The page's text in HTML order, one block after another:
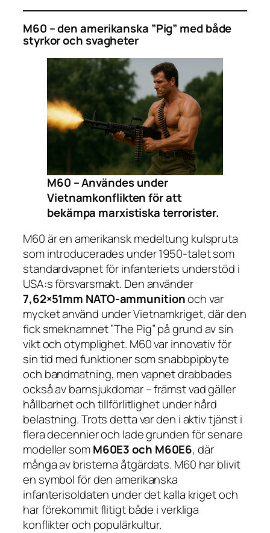
M60 – den amerikanska ”Pig” med både
styrkor och svagheter
M60 – Användes under
Vietnamkonflikten för att
bekämpa marxistiska terrorister.
M60 är en amerikansk medeltung kulspruta
som introducerades under 1950-talet som
standardvapnet för infanteriets understöd i
USA:s försvarsmakt. Den använder
7,62×51mm NATO-ammunitionoch var
mycket använd under Vietnamkriget, där den
fick smeknamnet”The Pig”på grund av sin
vikt och otymplighet. M60 var innovativ för
sin tid med funktioner som snabbpipbyte
och bandmatning, men vapnet drabbades
också av barnsjukdomar – främst vad gäller
hållbarhet och tillförlitlighet under hård
belastning. Trots detta var den i aktiv tjänst i
flera decennier och lade grunden för senare
modeller somM60E3 och M60E6, där
många av bristerna åtgärdats. M60 har blivit
en symbol för den amerikanska
infanterisoldaten under det kalla kriget och
har förekommit flitigt både i verkliga
konflikter och populärkultur.